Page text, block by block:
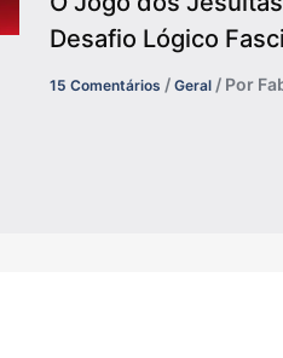
Desafio Lógico
15 Comentários / Geral/ Por